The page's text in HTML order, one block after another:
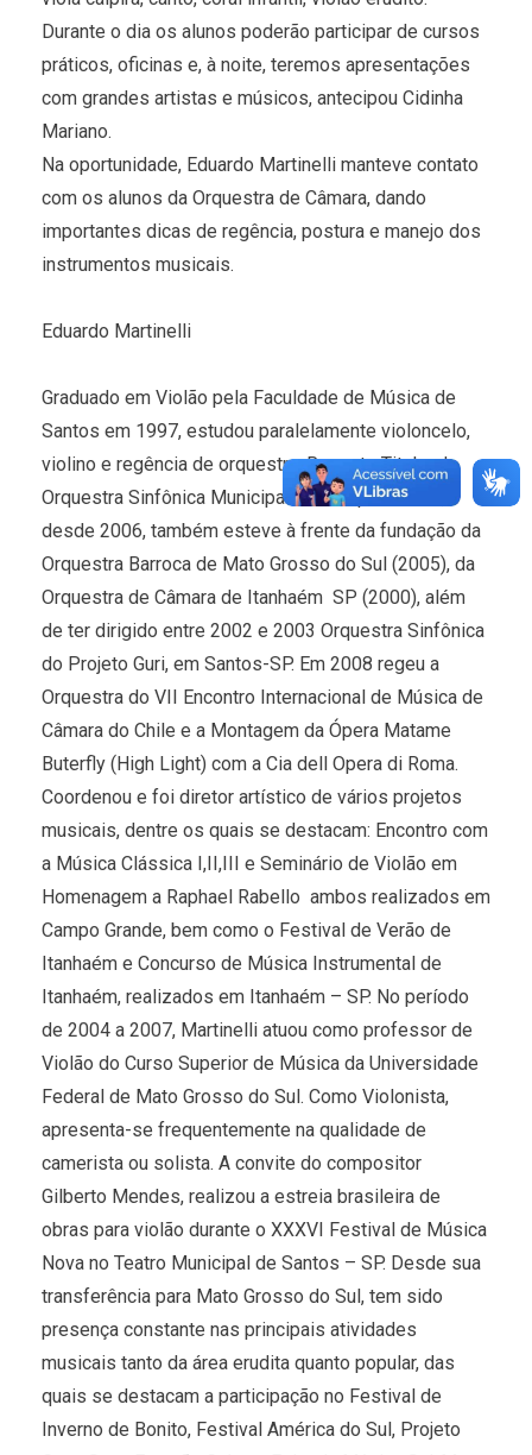
Durante o dia os alunos poderão participar de cursos
práticos, oficinas e, à noite, teremos apresentações
com grandes artistas e músicos, antecipou Cidinha
Mariano.
Na oportunidade, Eduardo Martinelli manteve contato
com os alunos da Orquestra de Câmara, dando
importantes dicas de regência, postura e manejo dos
instrumentos musicais.
Eduardo Martinelli
Graduado em Violão pela Faculdade de Música de
Santos em 1997, estudou paralelamente violoncelo,
violino e regência de orquestra. Regente Titular da
Orquestra Sinfônica Municipal de Campo Grande,
desde 2006, também esteve à frente da fundação da
Orquestra Barroca de Mato Grosso do Sul (2005), da
Orquestra de Câmara de Itanhaém  SP (2000), além
de ter dirigido entre 2002 e 2003 Orquestra Sinfônica
do Projeto Guri, em Santos-SP. Em 2008 regeu a
Orquestra do VII Encontro Internacional de Música de
Câmara do Chile e a Montagem da Ópera Matame
Buterfly (High Light) com a Cia dell Opera di Roma.
Coordenou e foi diretor artístico de vários projetos
musicais, dentre os quais se destacam: Encontro com
a Música Clássica I,II,III e Seminário de Violão em
Homenagem a Raphael Rabello  ambos realizados em
Campo Grande, bem como o Festival de Verão de
Itanhaém e Concurso de Música Instrumental de
Itanhaém, realizados em Itanhaém – SP. No período
de 2004 a 2007, Martinelli atuou como professor de
Violão do Curso Superior de Música da Universidade
Federal de Mato Grosso do Sul. Como Violonista,
apresenta-se frequentemente na qualidade de
camerista ou solista. A convite do compositor
Gilberto Mendes, realizou a estreia brasileira de
obras para violão durante o XXXVI Festival de Música
Nova no Teatro Municipal de Santos – SP. Desde sua
transferência para Mato Grosso do Sul, tem sido
presença constante nas principais atividades
musicais tanto da área erudita quanto popular, das
quais se destacam a participação no Festival de
Inverno de Bonito, Festival América do Sul, Projeto